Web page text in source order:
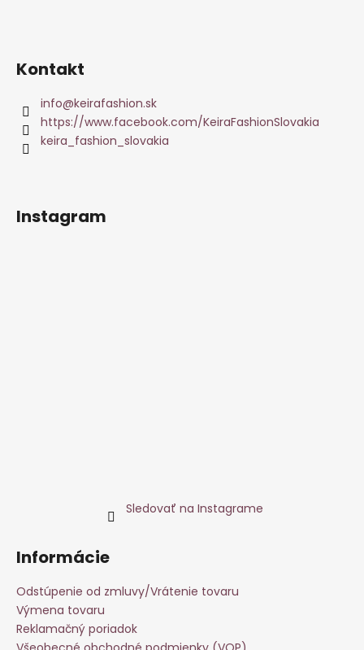
Kontakt
info@keirafashion.sk
https://www.facebook.com/KeiraFashionSlovakia
keira_fashion_slovakia
Instagram
Sledovať na Instagrame
Informácie
Odstúpenie od zmluvy/Vrátenie tovaru
Výmena tovaru
Reklamačný poriadok